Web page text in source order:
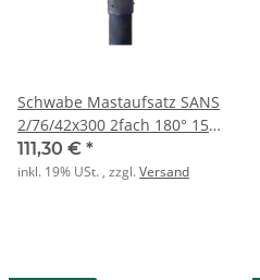
Schwabe Mastaufsatz SANS
2/76/42x300 2fach 180° 15°
Neigung
111,30 € *
inkl. 19% USt. , zzgl.Versand